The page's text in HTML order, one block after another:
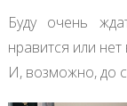
Буду очень
нравится или
И, возможно, до